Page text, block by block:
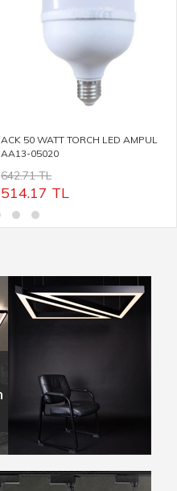
ACK 50 WATT TORCH LED AMPUL
AA13-05020
642.71 TL
514.17 TL